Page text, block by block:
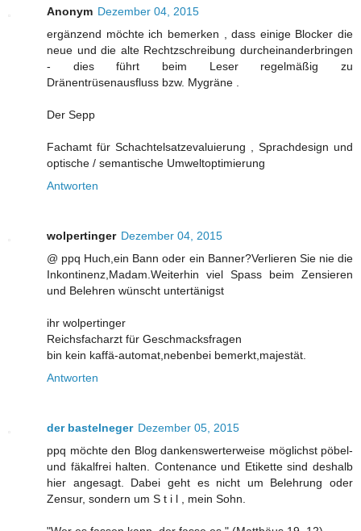
Anonym Dezember 04, 2015
ergänzend möchte ich bemerken , dass einige Blocker die
neue und die alte Rechtzschreibung durcheinanderbringen
- dies führt beim Leser regelmäßig zu
Dränentrüsenausfluss bzw. Mygräne .
Der Sepp
Fachamt für Schachtelsatzevaluierung , Sprachdesign und
optische / semantische Umweltoptimierung
Antworten
wolpertinger Dezember 04, 2015
@ ppq Huch,ein Bann oder ein Banner?Verlieren Sie nie die
Inkontinenz,Madam.Weiterhin viel Spass beim Zensieren
und Belehren wünscht untertänigst
ihr wolpertinger
Reichsfacharzt für Geschmacksfragen
bin kein kaffä-automat,nebenbei bemerkt,majestät.
Antworten
der bastelneger Dezember 05, 2015
ppq möchte den Blog dankenswerterweise möglichst pöbel-
und fäkalfrei halten. Contenance und Etikette sind deshalb
hier angesagt. Dabei geht es nicht um Belehrung oder
Zensur, sondern um S t i l , mein Sohn.